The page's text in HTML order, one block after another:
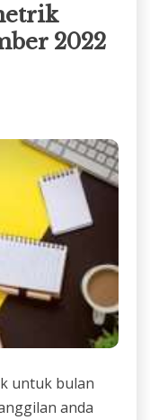
2022
untuk bulan
anda